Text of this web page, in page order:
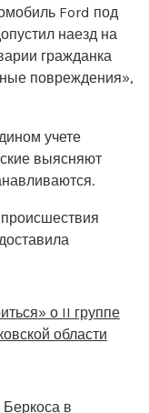
Ford под
наезд на
гражданка
повреждения»,
учете
выясняют
о II группе
области
в